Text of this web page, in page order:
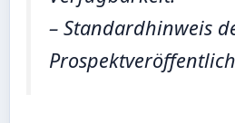
– Standardhinweis